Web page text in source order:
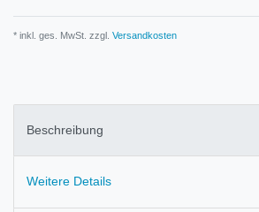
* inkl. ges. MwSt. zzgl. Versandkosten
Beschreibung
Weitere Details